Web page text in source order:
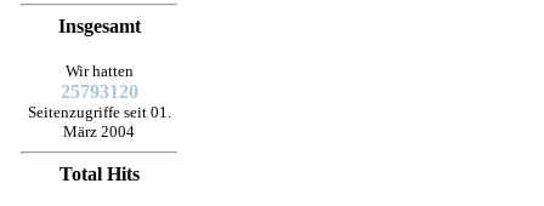
Insgesamt
Wir hatten
25793120
Seitenzugriffe seit 01.
März 2004
Total Hits